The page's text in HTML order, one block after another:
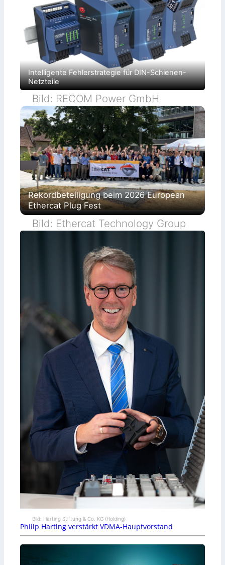
Intelligente Fehlerstrategie für DIN-Schienen-
Netzteile
Bild: RECOM Power GmbH
Rekordbeteiligung beim 2026 European
Ethercat Plug Fest
Bild: Ethercat Technology Group
Bild: Harting Stiftung & Co. KG (Holding)
Philip Harting verstärkt VDMA-Hauptvorstand